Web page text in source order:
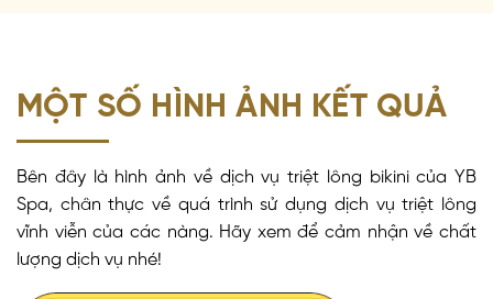
MỘT SỐ HÌNH ẢNH KẾT QUẢ
Bên đây là hình ảnh về dịch vụ triệt lông bikini của YB
Spa, chân thực về quá trình sử dụng dịch vụ triệt lông
vĩnh viễn của các nàng. Hãy xem để cảm nhận về chất
lượng dịch vụ nhé!